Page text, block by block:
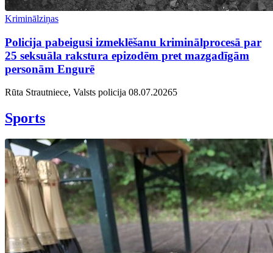
Kriminālziņas
Policija pabeigusi izmeklēšanu kriminālprocesā par
25 seksuāla rakstura epizodēm pret mazgadīgām
personām Engurē
Rūta Strautniece, Valsts policija 08.07.20265
Sports